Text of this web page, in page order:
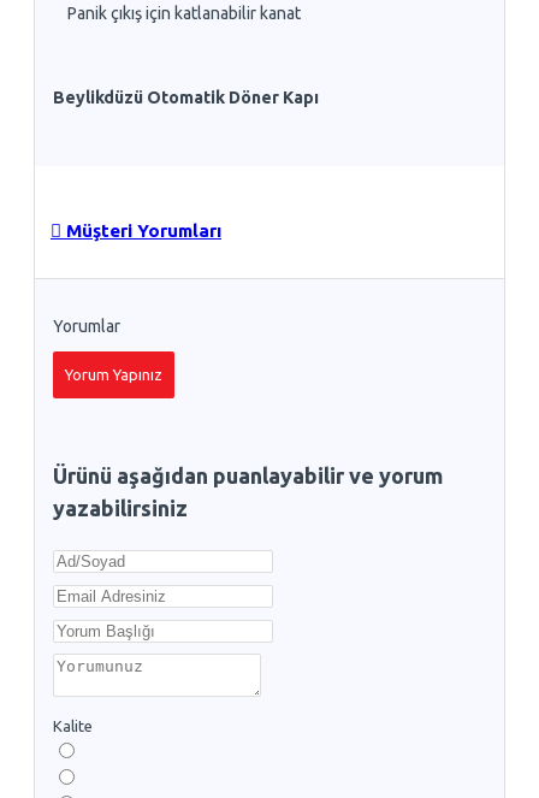
Panik çıkış için katlanabilir kanat
Beylikdüzü Otomatik Döner Kapı
Müşteri Yorumları
Yorumlar
Yorum Yapınız
Ürünü aşağıdan puanlayabilir ve yorum
yazabilirsiniz
Kalite